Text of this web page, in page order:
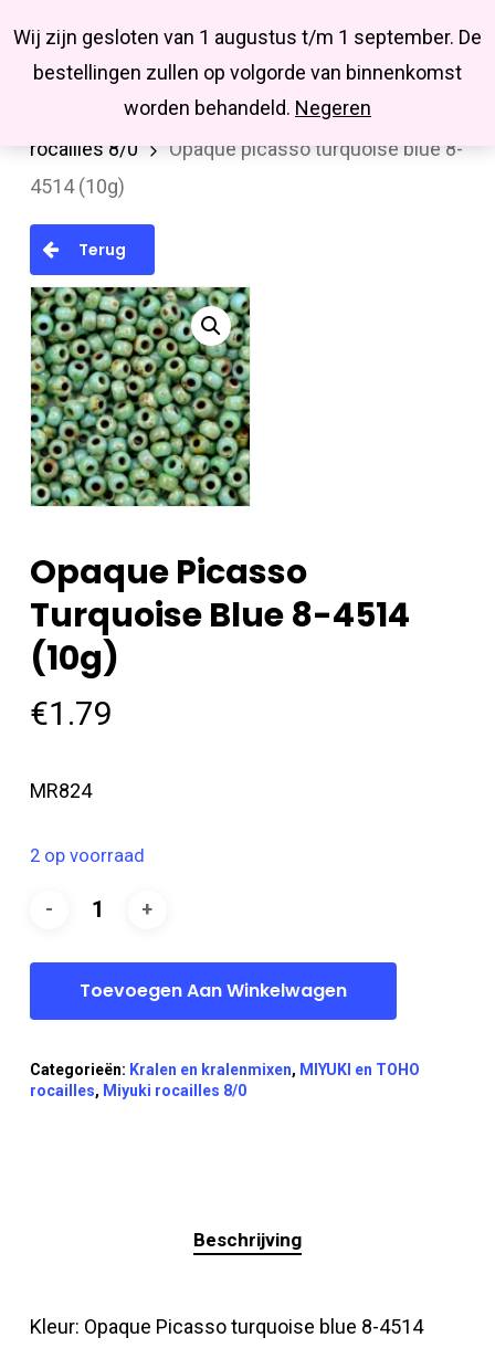
Wij zijn gesloten van 1 augustus t/m 1 september. De
bestellingen zullen op volgorde van binnenkomst
worden behandeld. Negeren
main
Missbluesieraden
searchaccount
MIYUKI en TOHO rocailles
Miyuki
rocailles 8/0
Opaque picasso turquoise blue 8-
4514 (10g)
Terug
Opaque Picasso
Turquoise Blue 8-4514
(10g)
€1.79
MR824
2 op voorraad
Toevoegen Aan Winkelwagen
Categorieën: Kralen en kralenmixen, MIYUKI en TOHO
rocailles, Miyuki rocailles 8/0
Beschrijving
Kleur: Opaque Picasso turquoise blue 8-4514
Close